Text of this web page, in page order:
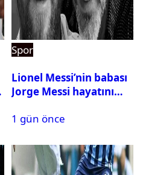
Spor
Lionel Messi’nin babası
Jorge Messi hayatını
1 gün önce